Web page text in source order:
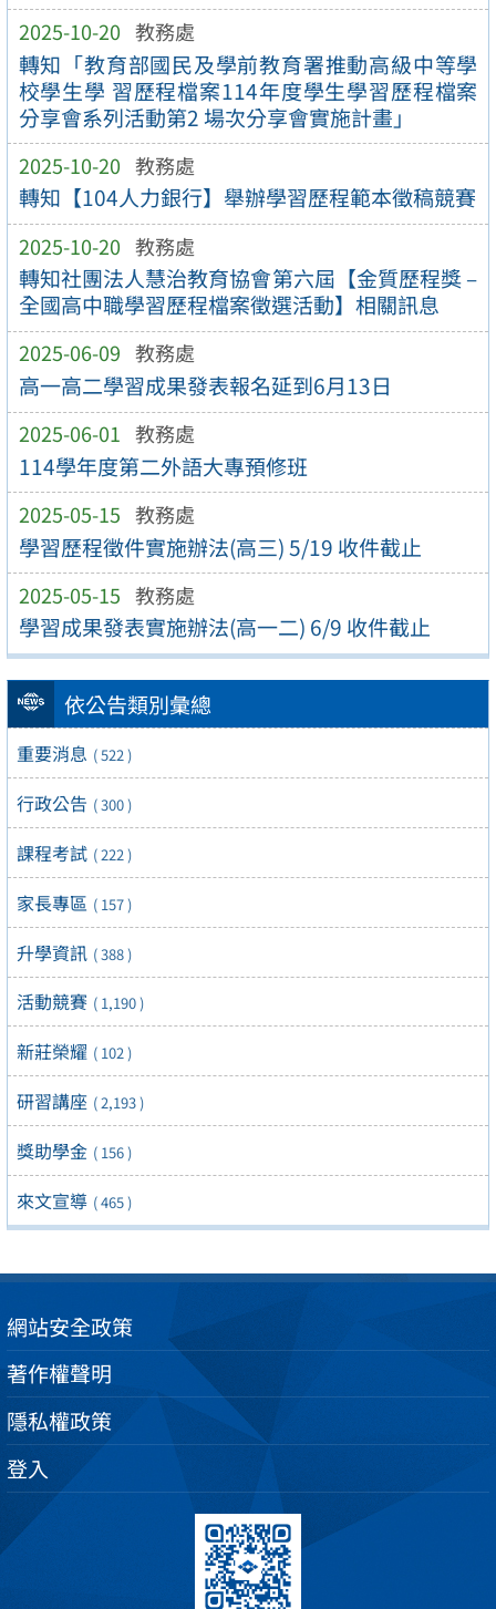
2025-10-20 教務處
轉知「教育部國民及學前教育署推動高級中等學
校學生學 習歷程檔案114年度學生學習歷程檔案
分享會系列活動第2 場次分享會實施計畫」
2025-10-20 教務處
轉知【104人力銀行】舉辦學習歷程範本徵稿競賽
2025-10-20 教務處
轉知社團法人慧治教育協會第六屆【金質歷程獎 –
全國高中職學習歷程檔案徵選活動】相關訊息
2025-06-09 教務處
高一高二學習成果發表報名延到6月13日
2025-06-01 教務處
114學年度第二外語大專預修班
2025-05-15 教務處
學習歷程徵件實施辦法(高三) 5/19 收件截止
2025-05-15 教務處
學習成果發表實施辦法(高一二) 6/9 收件截止
依公告類別彙總
重要消息 ( 522 )
行政公告 ( 300 )
課程考試 ( 222 )
家長專區 ( 157 )
升學資訊 ( 388 )
活動競賽 ( 1,190 )
新莊榮耀 ( 102 )
研習講座 ( 2,193 )
獎助學金 ( 156 )
來文宣導 ( 465 )
網站安全政策
著作權聲明
隱私權政策
登入